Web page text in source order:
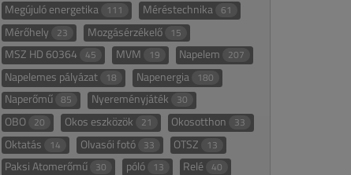
Megújuló energetika 111 Méréstechnika 61
Mérőhely 23 Mozgásérzékelő 15
MSZ HD 60364 45 MVM 19 Napelem 207
Napelemes pályázat 18 Napenergia 180
Naperőmű 85 Nyereményjáték 30
OBO 20 Okos eszközök 21 Okosotthon 33
Oktatás 14 Olvasói fotó 33 OTSZ 13
Paksi Atomerőmű 30 póló 13 Relé 40